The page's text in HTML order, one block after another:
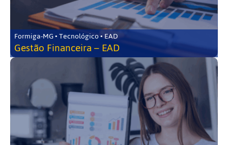
Formiga-MG • Tecnológico • EAD
Gestão Financeira – EAD